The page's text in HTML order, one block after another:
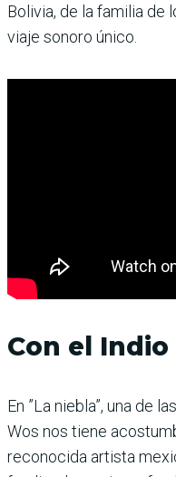
Bolivia, de la familia de
viaje sonoro único.
Con el Indio
En ”La niebla”, una de
Wos nos tiene
reconocida artista